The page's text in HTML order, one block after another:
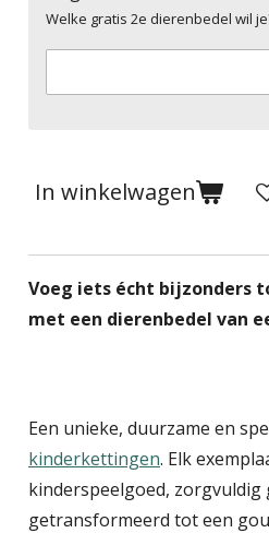
Welke gratis 2e dierenbedel wil
In winkelwagen
Voeg iets écht bijzonders
met een dierenbedel van
Een unieke, duurzame en
kinderkettingen. Elk
kinderspeelgoed, zorgvuldig
getransformeerd tot een